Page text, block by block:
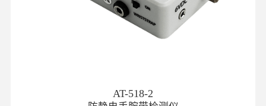
AT-518-2